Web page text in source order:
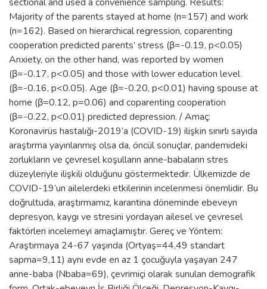
Majority of the parents stayed at home (n=157) and work
(n=162). Based on hierarchical regression, coparenting
cooperation predicted parents’ stress (β=-0.19, p<0.05)
Anxiety, on the other hand, was reported by women
(β=-0.17, p<0.05) and those with lower education level
(β=-0.16, p<0.05). Age (β=-0.20, p<0.01) having spouse at
home (β=0.12, p=0.06) and coparenting cooperation
(β=-0.22, p<0.01) predicted depression. / Amaç:
Koronavirüs hastalığı-2019’a (COVID-19) ilişkin sınırlı sayıda
araştırma yayınlanmış olsa da, öncül sonuçlar, pandemideki
zorlukların ve çevresel koşulların anne-babaların stres
düzeyleriyle ilişkili olduğunu göstermektedir. Ülkemizde de
COVID-19’un ailelerdeki etkilerinin incelenmesi önemlidir. Bu
doğrultuda, araştırmamız, karantina döneminde ebeveyn
depresyon, kaygı ve stresini yordayan ailesel ve çevresel
faktörleri incelemeyi amaçlamıştır. Gereç ve Yöntem:
Araştırmaya 24-67 yaşında (Ortyaş=44,49 standart
sapma=9,11) aynı evde en az 1 çocuğuyla yaşayan 247
anne-baba (Nbaba=69), çevrimiçi olarak sunulan demografik